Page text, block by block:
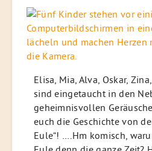
Elisa, Mia, Alva, Oskar,
sind eingetaucht in den
geheimnisvollen
euch die Geschichte von
Eule“! ….Hm komisch,